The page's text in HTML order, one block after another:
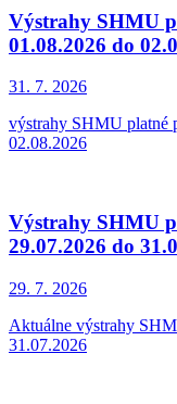
Výstrahy SHMU
01.08.2026 do
31. 7. 2026
výstrahy SHMU platné
02.08.2026
Výstrahy SHMU
29.07.2026 do
29. 7. 2026
Aktuálne výstrahy
31.07.2026